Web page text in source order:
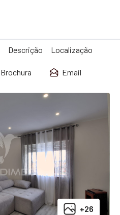
Descrição Localização
Brochura Email
+26